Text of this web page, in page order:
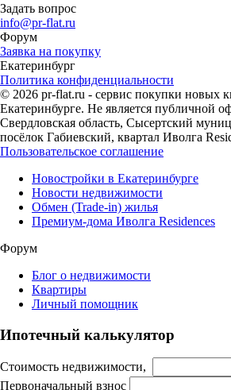
Задать вопрос
info@pr-flat.ru
Форум
Заявка на покупку
Екатеринбург
Политика конфиденциальности
© 2026 pr-flat.ru - сервис покупки новых
Екатеринбурге. Не является публичной
Свердловская область, Сысертский
посёлок Габиевский, квартал Иволга
Пользовательское соглашение
Новостройки в Екатеринбурге
Новости недвижимости
Обмен (Trade-in) жилья
Премиум-дома Иволга Residences
Форум
Блог о недвижимости
Квартиры
Личный помощник
Ипотечный калькулятор
Стоимость недвижимости,
Первоначальный взнос